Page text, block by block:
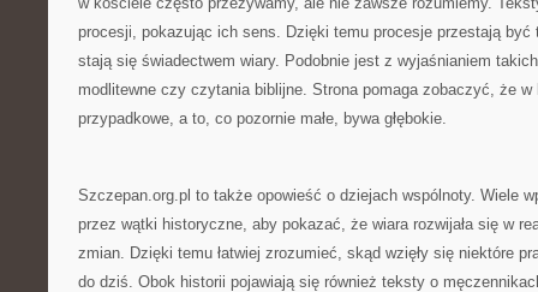
procesji, pokazując ich sens. Dzięki temu procesje przestają być
stają się świadectwem wiary. Podobnie jest z wyjaśnianiem
modlitewne czy czytania biblijne. Strona pomaga zobaczyć, że
przypadkowe, a to, co pozornie małe, bywa głębokie.
Szczepan.org.pl to także opowieść o dziejach wspólnoty. Wiele
przez wątki historyczne, aby pokazać, że wiara rozwijała się w
zmian. Dzięki temu łatwiej zrozumieć, skąd wzięły się niektóre
do dziś. Obok historii pojawiają się również teksty o